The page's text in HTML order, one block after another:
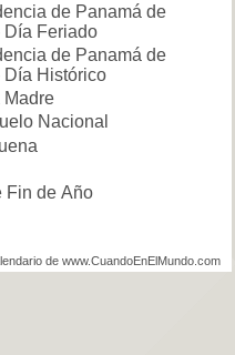
de Panamá de
Día Feriado
de Panamá de
Día Histórico
Madre
Nacional
Fin de Año
de www.CuandoEnElMundo.com